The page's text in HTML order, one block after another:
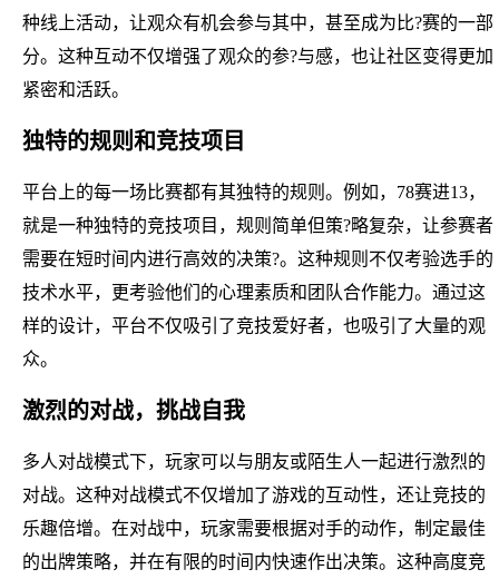
种线上活动，让观众有机会参与其中，甚至成为比?赛的一部
分。这种互动不仅增强了观众的参?与感，也让社区变得更加
紧密和活跃。
独特的规则和竞技项目
平台上的每一场比赛都有其独特的规则。例如，78赛进13，
就是一种独特的竞技项目，规则简单但策?略复杂，让参赛者
需要在短时间内进行高效的决策?。这种规则不仅考验选手的
技术水平，更考验他们的心理素质和团队合作能力。通过这
样的设计，平台不仅吸引了竞技爱好者，也吸引了大量的观
众。
激烈的对战，挑战自我
多人对战模式下，玩家可以与朋友或陌生人一起进行激烈的
对战。这种对战模式不仅增加了游戏的互动性，还让竞技的
乐趣倍增。在对战中，玩家需要根据对手的动作，制定最佳
的出牌策略，并在有限的时间内快速作出决策。这种高度竞